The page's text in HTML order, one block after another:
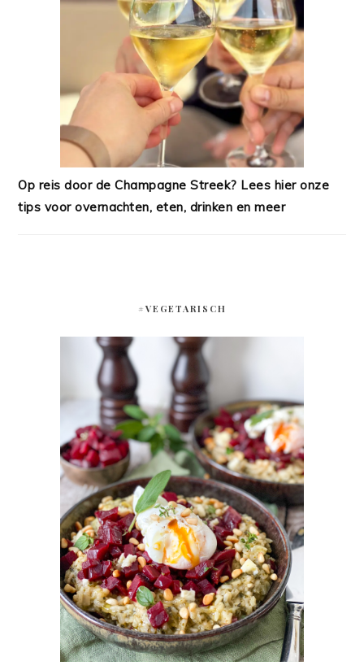
Op reis door de Champagne Streek? Lees hier onze
tips voor overnachten, eten, drinken en meer
#VEGETARISCH